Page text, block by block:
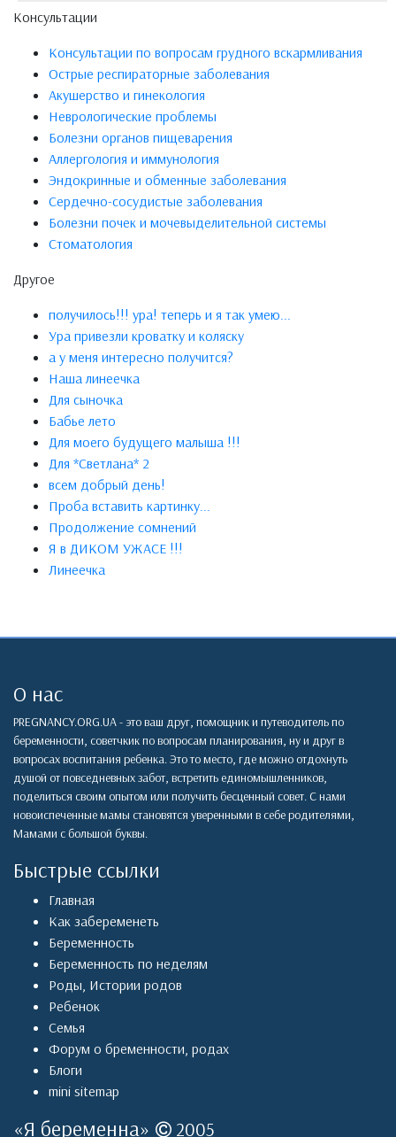
Консультации
Консультации по вопросам грудного вскармливания
Острые респираторные заболевания
Акушерство и гинекология
Неврологические проблемы
Болезни органов пищеварения
Аллергология и иммунология
Эндокринные и обменные заболевания
Сердечно-сосудистые заболевания
Болезни почек и мочевыделительной системы
Стоматология
Другое
получилось!!! ура! теперь и я так умею...
Ура привезли кроватку и коляску
а у меня интересно получится?
Наша линеечка
Для сыночка
Бабье лето
Для моего будущего малыша !!!
Для *Светлана* 2
всем добрый день!
Проба вставить картинку...
Продолжение сомнений
Я в ДИКОМ УЖАСЕ !!!
Линеечка
О нас
PREGNANCY.ORG.UA - это ваш друг, помощник и путеводитель по
беременности, советчкик по вопросам планирования, ну и друг в
вопросах воспитания ребенка. Это то место, где можно отдохнуть
душой от повседневных забот, встретить единомышленников,
поделиться своим опытом или получить бесценный совет. С нами
новоиспеченные мамы становятся уверенными в себе родителями,
Мамами с большой буквы.
Быстрые ссылки
Главная
Как забеременеть
Беременность
Беременность по неделям
Роды, Истории родов
Ребенок
Семья
Форум о бременности, родах
Блоги
mini sitemap
«Я беременна» 2005